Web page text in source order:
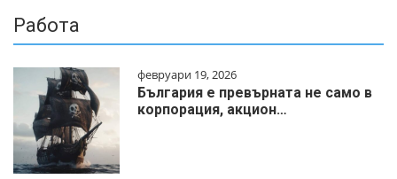
Работа
февруари 19, 2026
България е превърната не само в
корпорация, акцион…